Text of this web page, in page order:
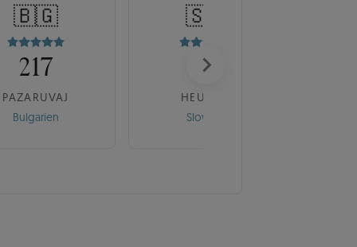
🇧🇬
217
PAZARUVAJ
Bulgarien
🇸🇰
175
HEUREKA
Slowakei